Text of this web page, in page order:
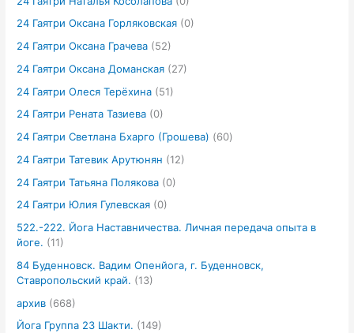
24 Гаятри Оксана Горляковская (0)
24 Гаятри Оксана Грачева (52)
24 Гаятри Оксана Доманская (27)
24 Гаятри Олеся Терёхина (51)
24 Гаятри Рената Тазиева (0)
24 Гаятри Светлана Бхарго (Грошева) (60)
24 Гаятри Татевик Арутюнян (12)
24 Гаятри Татьяна Полякова (0)
24 Гаятри Юлия Гулевская (0)
522.-222. Йога Наставничества. Личная передача опыта в
йоге. (11)
84 Буденновск. Вадим Опенйога, г. Буденновск,
Ставропольский край. (13)
архив (668)
Йога Группа 23 Шакти. (149)